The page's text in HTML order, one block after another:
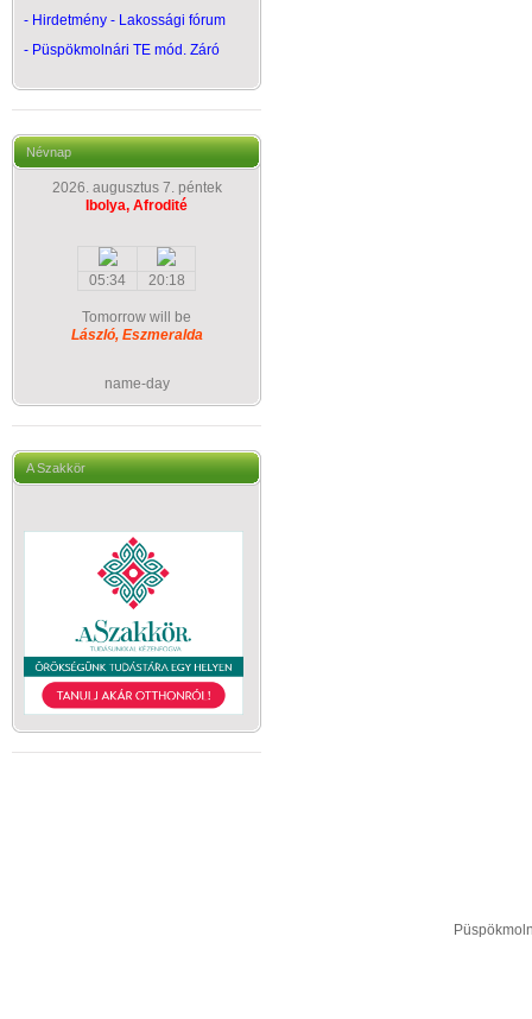
- Hirdetmény - Lakossági fórum
- Püspökmolnári TE mód. Záró
Névnap
2026. augusztus 7. péntek
Ibolya, Afrodité
05:34 20:18
Tomorrow will be
László, Eszmeralda
name-day
A Szakkör